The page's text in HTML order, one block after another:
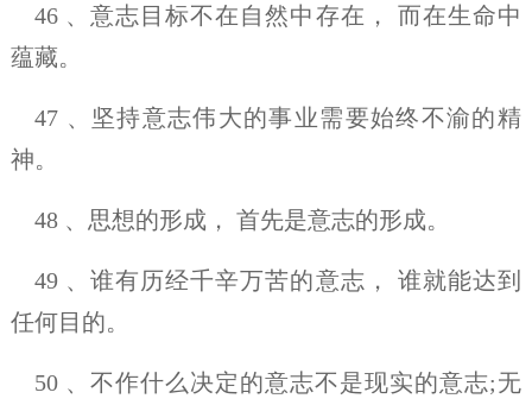
46 、意志目标不在自然中存在， 而在生命中
蕴藏。
47 、坚持意志伟大的事业需要始终不渝的精
神。
48 、思想的形成， 首先是意志的形成。
49 、谁有历经千辛万苦的意志， 谁就能达到
任何目的。
50 、不作什么决定的意志不是现实的意志;无